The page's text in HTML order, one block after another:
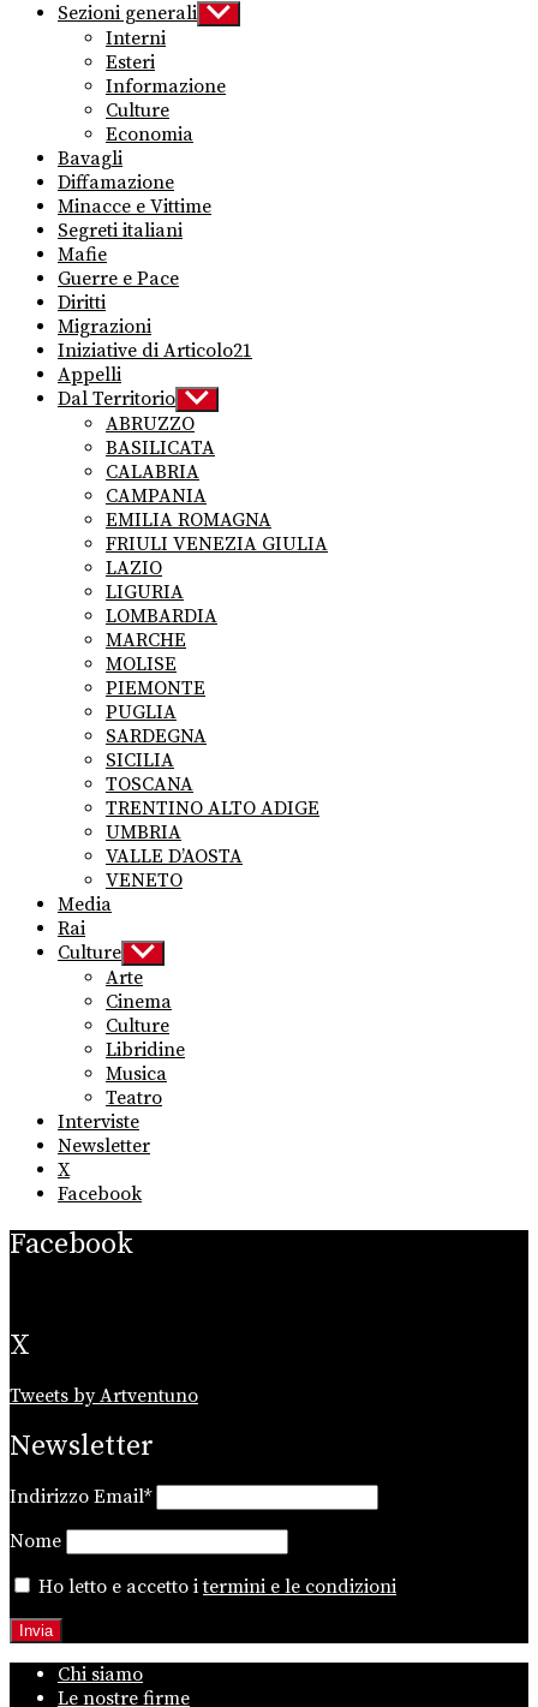
Sezioni generali Show
sub
Interni
Esteri
Informazione
Culture
Economia
Bavagli
Diffamazione
Minacce e Vittime
Segreti italiani
Mafie
Guerre e Pace
Diritti
Migrazioni
Iniziative di Articolo21
Appelli
Dal Territorio Show
sub
menu
ABRUZZO
BASILICATA
CALABRIA
CAMPANIA
EMILIA ROMAGNA
FRIULI VENEZIA GIULIA
LAZIO
LIGURIA
LOMBARDIA
MARCHE
MOLISE
PIEMONTE
PUGLIA
SARDEGNA
SICILIA
TOSCANA
TRENTINO ALTO ADIGE
UMBRIA
VALLE D’AOSTA
VENETO
Media
Rai
Culture Show
sub
menu
Arte
Cinema
Culture
Libridine
Musica
Teatro
Interviste
Newsletter
X
Facebook
Facebook
X
Tweets by Artventuno
Newsletter
Indirizzo Email*
Nome
Ho letto e accetto itermini e le condizioni
Chi siamo
Le nostre firme